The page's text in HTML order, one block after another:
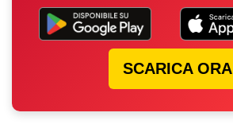
SCARICA ORA